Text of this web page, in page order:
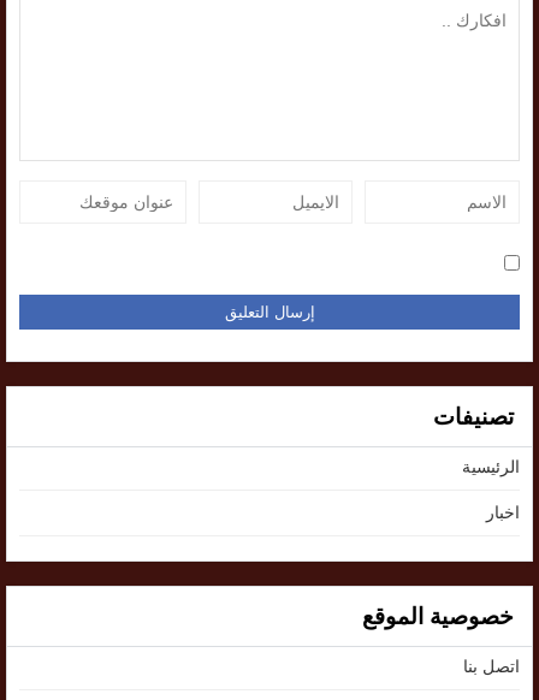
تصنيفات
الرئيسية
اخبار
خصوصية الموقع
اتصل بنا